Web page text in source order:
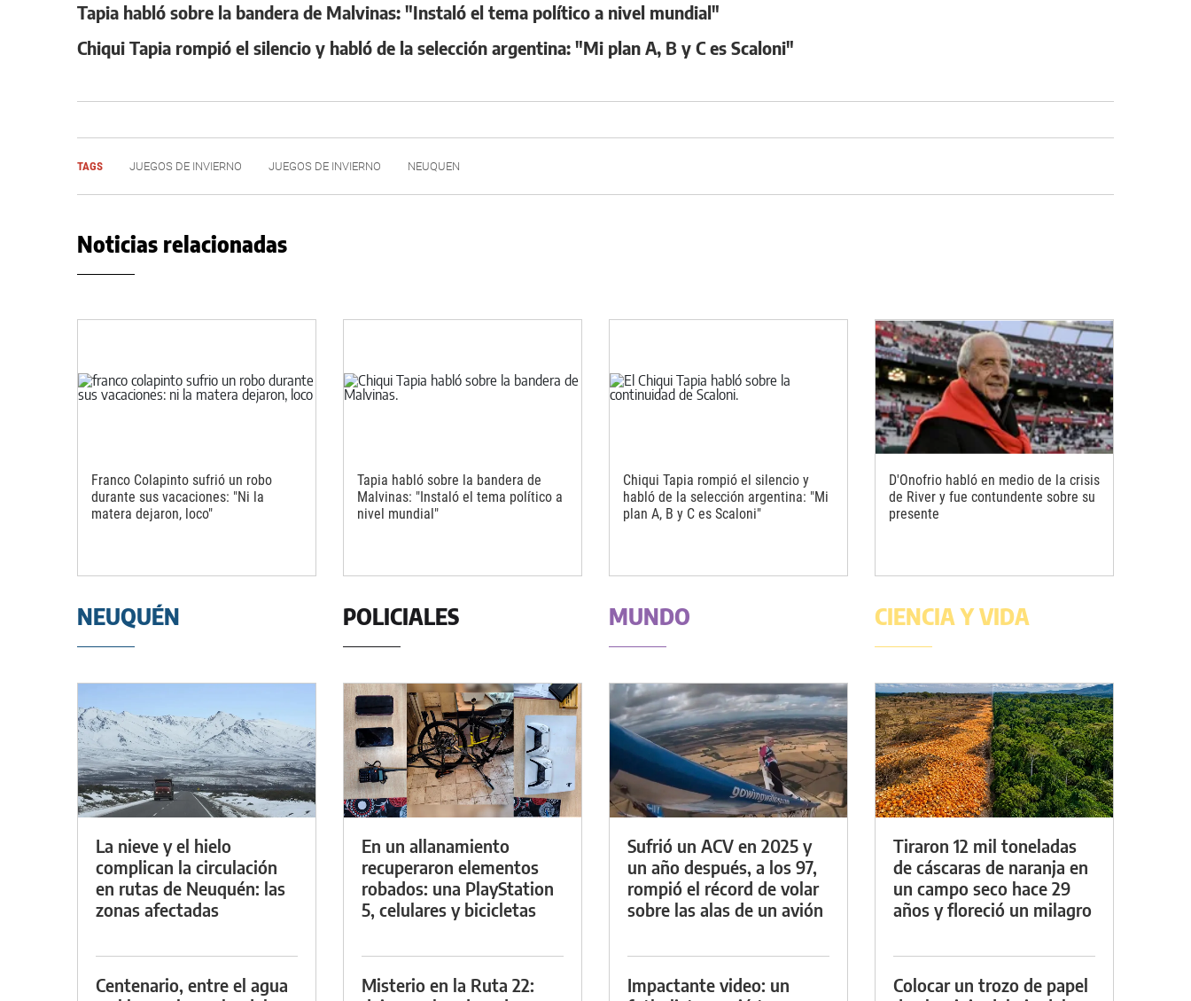
Tapia habló sobre la bandera de Malvinas: "Instaló el tema político a nivel mundial"
Chiqui Tapia rompió el silencio y habló de la selección argentina: "Mi plan A, B y C es Scaloni"
TAGS JUEGOS DE INVIERNO JUEGOS DE INVIERNO NEUQUEN
Noticias relacionadas
Franco Colapinto sufrió un robo
durante sus vacaciones: "Ni la
matera dejaron, loco"
Tapia habló sobre la bandera de
Malvinas: "Instaló el tema político a
nivel mundial"
Chiqui Tapia rompió el silencio y
habló de la selección argentina: "Mi
plan A, B y C es Scaloni"
D'Onofrio habló en medio de la crisis
de River y fue contundente sobre su
presente
NEUQUÉN
La nieve y el hielo
complican la circulación
en rutas de Neuquén: las
zonas afectadas
Centenario, entre el agua
POLICIALES
En un allanamiento
recuperaron elementos
robados: una PlayStation
5, celulares y bicicletas
Misterio en la Ruta 22:
MUNDO
Sufrió un ACV en 2025 y
un año después, a los 97,
rompió el récord de volar
sobre las alas de un avión
Impactante video: un
CIENCIA Y VIDA
Tiraron 12 mil toneladas
de cáscaras de naranja en
un campo seco hace 29
años y floreció un milagro
Colocar un trozo de papel